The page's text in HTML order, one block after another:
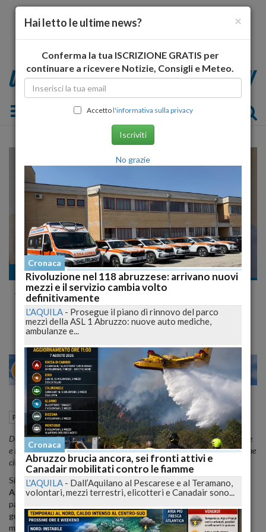
Toggle navigation
Politica
Azione si spacca all’Aquila: gli ex dirigenti
sfidano la svolta a destra
MILANO 28 30
Politica L'Aquila (AQ) 27 Maggio 2026 18:01
Dopo l’ingresso di Fabio Frullo nella maggioranza Biondi, Mancini, Fattore
e Dell’Aguzzo contestano la nuova rotta e sostengono Verini all’opposizione
cittadina aquilana senza passi indietro.
Si apre un nuovo fronte politico all’Aquiladentro e attorno ad
Azione. Dopo l’adesione del consigliere comunaleFabio Frullo
partito di Carlo Calenda e la sua permanenza nella maggioranza
guidata dal sindacoPierluigi Biondi, tre ex esponenti del
movimento prendono pubblicamente le distanze da quella che
×
Hai letto le ultime news?
Conferma la tua ISCRIZIONE GRATIS per
continuare a ricevere Notizie, Consigli e Meteo.
Accettol'informativa sulla privacy
Iscriviti
No grazie
Cronaca
Rivoluzione nel 118 abruzzese: arrivano nuovi
mezzi e il servizio cambia volto
definitivamente
L'AQUILA - Prosegue il piano di rinnovo del parco
mezzi della ASL 1 Abruzzo: nuove auto mediche,
ambulanze e...
Cronaca
Abruzzo brucia ancora, sei fronti attivi e
Canadair mobilitati contro le fiamme
L'AQUILA - Dall’Aquilano al Pescarese e al Teramano,
volontari, mezzi terrestri, elicotteri e Canadair sono...